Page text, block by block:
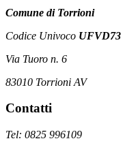
Comune di Torrioni
Codice Univoco UFVD73
Via Tuoro n. 6
83010 Torrioni AV
Contatti
Tel: 0825 996109